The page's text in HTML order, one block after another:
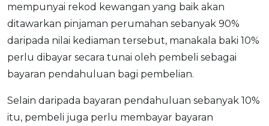
mempunyai rekod kewangan yang baik akan
ditawarkan pinjaman perumahan sebanyak 90%
daripada nilai kediaman tersebut, manakala baki 10%
perlu dibayar secara tunai oleh pembeli sebagai
bayaran pendahuluan bagi pembelian.
Selain daripada bayaran pendahuluan sebanyak 10%
itu, pembeli juga perlu membayar bayaran